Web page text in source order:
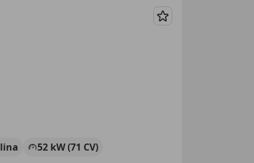
Guardar
52 kW (71 CV)